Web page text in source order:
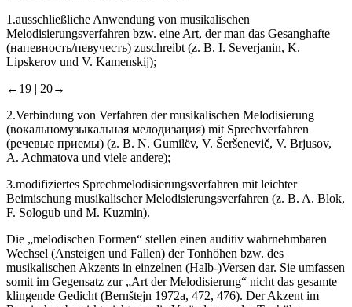
1.ausschließliche Anwendung von musikalischen
Melodisierungsverfahren bzw. eine Art, der man das Gesanghafte
(напевность/певучесть) zuschreibt (z. B. I. Severjanin, K.
Lipskerov und V. Kamenskij);
←19 | 20→
2.Verbindung von Verfahren der musikalischen Melodisierung
(вокальномузыкальная мелодизация) mit Sprechverfahren
(речевые приемы) (z. B. N. Gumilёv, V. Šeršenevič, V. Brjusov,
A. Achmatova und viele andere);
3.modifiziertes Sprechmelodisierungsverfahren mit leichter
Beimischung musikalischer Melodisierungsverfahren (z. B. A. Blok,
F. Sologub und M. Kuzmin).
Die „melodischen Formen“ stellen einen auditiv wahrnehmbaren
Wechsel (Ansteigen und Fallen) der Tonhöhen bzw. des
musikalischen Akzents in einzelnen (Halb-)Versen dar. Sie umfassen
somit im Gegensatz zur „Art der Melodisierung“ nicht das gesamte
klingende Gedicht (Bernštejn 1972a, 472, 476). Der Akzent im